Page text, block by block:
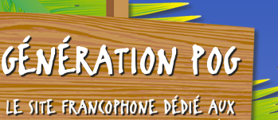
GÉNÉRATION POG
LE SITE FRANCOPHONE DÉDIÉ AUX